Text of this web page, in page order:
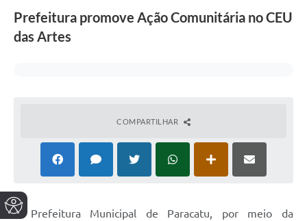
Prefeitura promove Ação Comunitária no CEU
das Artes
COMPARTILHAR
A Prefeitura Municipal de Paracatu, por meio da